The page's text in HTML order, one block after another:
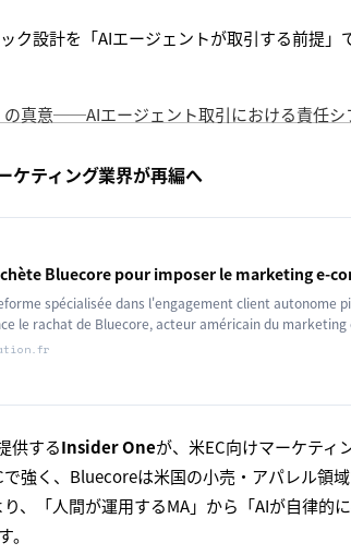
ク設計を「AIエージェントが取引する前提
真意──AIエージェント取引における責任シ
ティング業界が再編へ
Bluecore pour imposer le marketing e-
spécialisée dans l'engagement client autonome
le rachat de Bluecore, acteur américain du marketing
供するInsider Oneが、米EC向けマーケティ
強く、Bluecoreは米国の小売・アパレル領
、「人間が運用するMA」から「AIが自律的